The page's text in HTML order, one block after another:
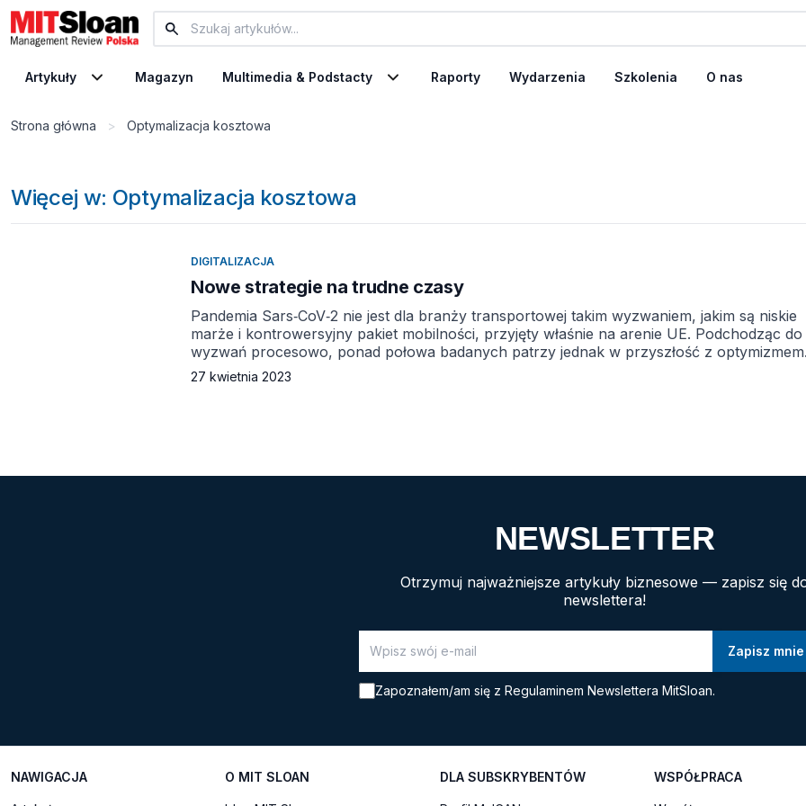
Artykuły Magazyn Multimedia & Podstacty Raporty Wydarzenia Szkolenia O nas
Strona główna > Optymalizacja kosztowa
Więcej w: Optymalizacja kosztowa
DIGITALIZACJA
Nowe strategie na trudne czasy
Pandemia Sars‑CoV‑2 nie jest dla branży transportowej takim wyzwaniem, jakim są niskie
marże i kontrowersyjny pakiet mobilności, przyjęty właśnie na arenie UE. Podchodząc do
wyzwań procesowo, ponad połowa badanych patrzy jednak w przyszłość z
Jakie działania podejmują, by przetrwać i rozwijać się w tych turbulentnych czasach?
27 kwietnia 2023
NEWSLETTER
Otrzymuj najważniejsze artykuły biznesowe — zapisz się
newslettera!
Zapoznałem/am się z Regulaminem Newslettera MitSloan.
NAWIGACJA O MIT SLOAN DLA SUBSKRYBENTÓW WSPÓŁPRACA